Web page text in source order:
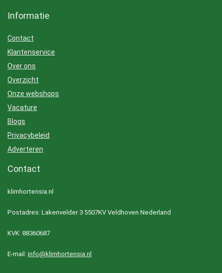
Informatie
Contact
Klantenservice
Over ons
Overzicht
Onze webshops
Vacature
Blogs
Privacybeleid
Adverteren
Contact
klimhortensia.nl
Postadres: Lakenvelder 3 5507KV Veldhoven Nederland
KVK: 88360687
E-mail: info@klimhortensia.nl